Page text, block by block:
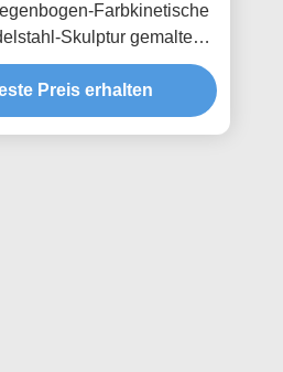
Farbkinetische
Skulptur gemaltes
Ende
Preis erhalten